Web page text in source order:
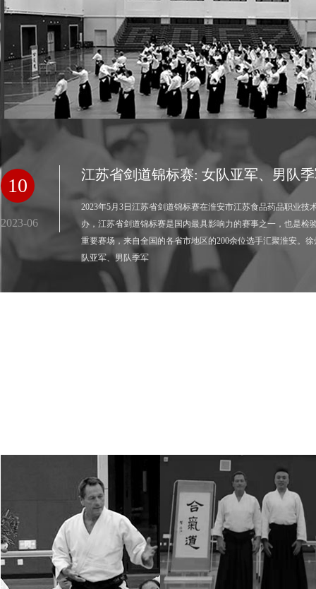
10
2023-06
江苏省剑道锦标赛: 女队亚军、男队
2023年5月3日江苏省剑道锦标赛在淮安市江苏食品药品职业技
办，江苏省剑道锦标赛是国内最具影响力的赛事之一，也是检
重要赛场，来自全国的各省市地区的200余位选手汇聚淮安。
队亚军、男队季军